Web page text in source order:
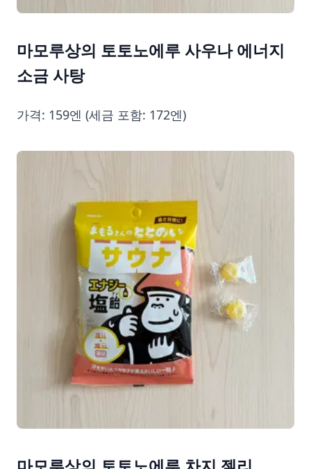
마모루상의 토토노에루 사우나 에너지
소금 사탕
가격: 159엔 (세금 포함: 172엔)